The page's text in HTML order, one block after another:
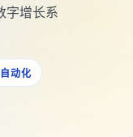
字增长系
动化